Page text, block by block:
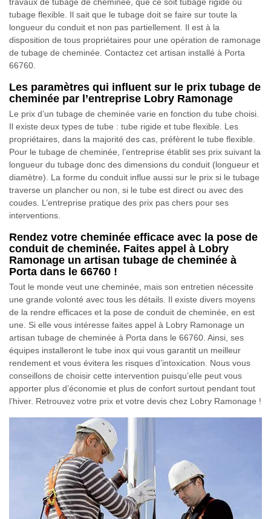
travaux de tubage de cheminée, que ce soit tubage rigide ou
tubage flexible. Il sait que le tubage doit se faire sur toute la
longueur du conduit et non pas partiellement. Il est à la
disposition de tous propriétaires pour une opération de ramonage
de tubage de cheminée. Contactez cet artisan installé à Porta
66760.
Les paramètres qui influent sur le prix tubage de
cheminée par l’entreprise Lobry Ramonage
Le prix d’un tubage de cheminée varie en fonction du tube choisi.
Il existe deux types de tube : tube rigide et tube flexible. Les
propriétaires, dans la majorité des cas, préfèrent le tube flexible.
Pour le tubage de cheminée, l’entreprise établit ses prix suivant la
longueur du tubage donc des dimensions du conduit (longueur et
diamètre). La forme du conduit influe aussi sur le prix si le tubage
traverse un plancher ou non, si le tube est direct ou avec des
coudes. L’entreprise pratique des prix pas chers pour ses
interventions.
Rendez votre cheminée efficace avec la pose de
conduit de cheminée. Faites appel à Lobry
Ramonage un artisan tubage de cheminée à
Porta dans le 66760 !
Tout le monde veut une cheminée, mais son entretien nécessite
une grande volonté avec tous les détails. Il existe divers moyens
de la rendre efficaces et la pose de conduit de cheminée, en est
une. Si elle vous intéresse faites appel à Lobry Ramonage un
artisan tubage de cheminée à Porta dans le 66760. Ainsi, ses
équipes installeront le tube inox qui vous garantit un meilleur
rendement et vous évitera les risques d’intoxication. Nous vous
conseillons de choisir cette intervention puisqu’elle peut vous
apporter plus d’économie et plus de confort surtout pendant tout
l’hiver. Retrouvez votre prix et votre devis chez Lobry Ramonage !